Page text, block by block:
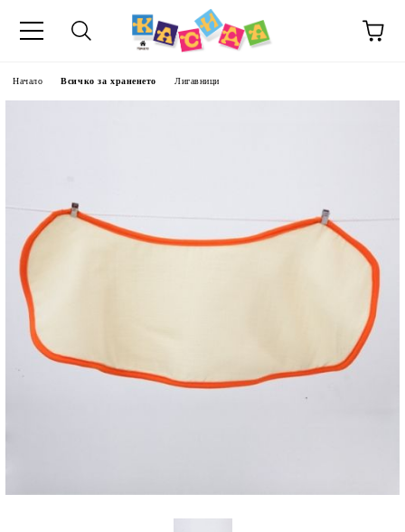
Начало Всичко за храненето Лигавници